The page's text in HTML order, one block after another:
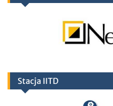
Stacja IITD